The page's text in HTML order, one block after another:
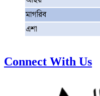
মাগরিব
এশা
Connect With Us